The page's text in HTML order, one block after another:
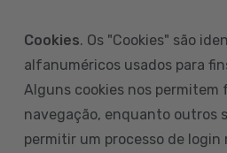
Cookies. Os "Cookies" são
alfanuméricos usados para
Alguns cookies nos permitem
navegação, enquanto outros
permitir um processo de login